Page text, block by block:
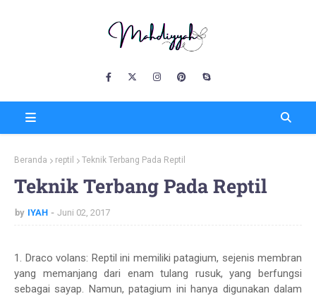
Beranda reptil Teknik Terbang Pada Reptil
Teknik Terbang Pada Reptil
by IYAH Juni 02, 2017
1. Draco volans: Reptil ini memiliki patagium, sejenis membran
yang memanjang dari enam tulang rusuk, yang berfungsi
sebagai sayap. Namun, patagium ini hanya digunakan dalam